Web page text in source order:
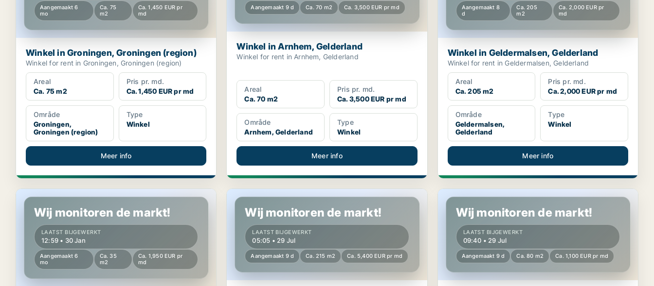
Aangemaakt 6
mo
Ca. 75
m2
Ca. 1,450 EUR pr
md
Winkel in Groningen, Groningen (region)
Winkel for rent in Groningen, Groningen (region)
Areal
Ca. 75 m2
Pris pr. md.
Ca. 1,450 EUR pr md
Område
Groningen,
Groningen (region)
Type
Winkel
Meer info
Aangemaakt 9 d Ca. 70 m2 Ca. 3,500 EUR pr md
Winkel in Arnhem, Gelderland
Winkel for rent in Arnhem, Gelderland
Areal
Ca. 70 m2
Pris pr. md.
Ca. 3,500 EUR pr md
Område
Arnhem, Gelderland
Type
Winkel
Meer info
Aangemaakt 8
d
Ca. 205
m2
Ca. 2,000 EUR pr
md
Winkel in Geldermalsen, Gelderland
Winkel for rent in Geldermalsen, Gelderland
Areal
Ca. 205 m2
Pris pr. md.
Ca. 2,000 EUR pr md
Område
Geldermalsen,
Gelderland
Type
Winkel
Meer info
Winkel in Arnhem, Gelderland
Wij monitoren de markt!
LAATST BIJGEWERKT
12:59 • 30 Jan
Aangemaakt 6
mo
Ca. 35
m2
Ca. 1,950 EUR pr
md
Winkel in Heerenveen, Friesland NL
Wij monitoren de markt!
LAATST BIJGEWERKT
05:05 • 29 Jul
Aangemaakt 9 d Ca. 215 m2 Ca. 5,400 EUR pr md
Winkel in Maastricht, Limburg
Wij monitoren de markt!
LAATST BIJGEWERKT
09:40 • 29 Jul
Aangemaakt 9 d Ca. 80 m2 Ca. 1,100 EUR pr md